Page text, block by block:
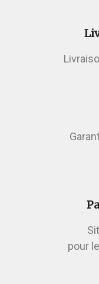
pour